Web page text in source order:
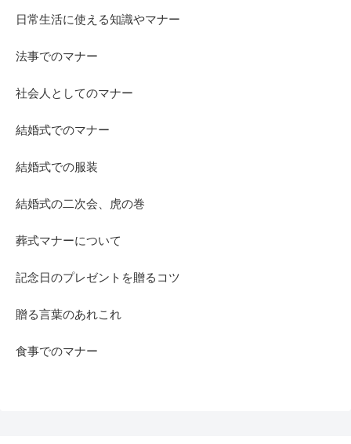
日常生活に使える知識やマナー
法事でのマナー
社会人としてのマナー
結婚式でのマナー
結婚式での服装
結婚式の二次会、虎の巻
葬式マナーについて
記念日のプレゼントを贈るコツ
贈る言葉のあれこれ
食事でのマナー